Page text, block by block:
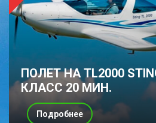
ПОЛЕТ НА TL2000
КЛАСС 20 МИН.
Подробнее